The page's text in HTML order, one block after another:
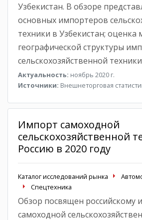
Узбекистан. В обзоре
основных импортеров
техники в Узбекистан; оценка
географической структуры
сельскохозяйственной
Актуальность: ноябрь 2020 г.
Источники: Внешнеторговая
Импорт самоходной
сельскохозяйственной
Россию в 2020 году
Каталог исследований рынка
Спецтехника
Обзор посвящен российскому
самоходной